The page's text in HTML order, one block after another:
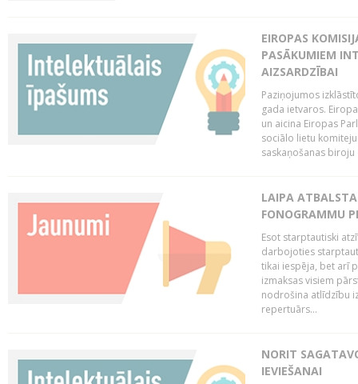
EIROPAS
PASĀKUMIEM
AIZSARDZĪBAI
Paziņojumos
gada ietvaros.
un aicina Eiropas
sociālo lietu
saskaņošanas biroju
LAIPA
FONOGRAMMU
Esot starptautiski
darbojoties
tikai iespēja, bet arī
izmaksas visiem
nodrošina atlīdzību
repertuārs...
NORIT
IEVIEŠANAI